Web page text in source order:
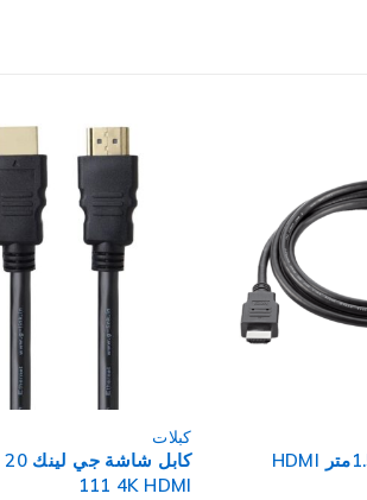
كابل شاشة جي لينك 20 متر GL-
كبلات
كابل USB + USB 2.0 إلي SATA